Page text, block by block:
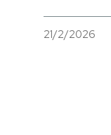
21/2/2026